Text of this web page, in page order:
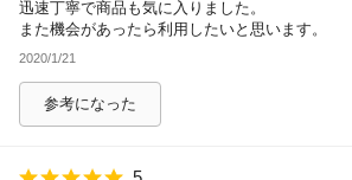
迅速丁寧で商品も気に入りました。
また機会があったら利用したいと思います。
2020/1/21
参考になった